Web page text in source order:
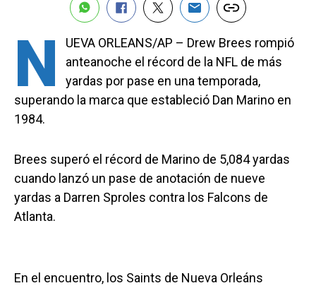
N
UEVA ORLEANS/AP – Drew Brees rompió
anteanoche el récord de la NFL de más
yardas por pase en una temporada,
superando la marca que estableció Dan Marino en
1984.
Brees superó el récord de Marino de 5,084 yardas
cuando lanzó un pase de anotación de nueve
yardas a Darren Sproles contra los Falcons de
Atlanta.
En el encuentro, los Saints de Nueva Orleáns